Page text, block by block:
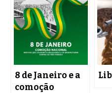
8 de Janeiro e a
comoção